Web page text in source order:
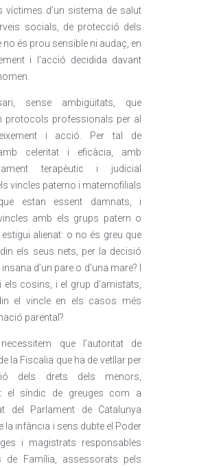
víctimes d’un sistema de salut
socials, de protecció dels
no és prou sensible ni audaç, en
i l’acció decidida davant
sense ambigüitats, que
protocols professionals per al
i acció. Per tal de
celeritat i eficàcia, amb
terapèutic i judicial
vincles paterno i maternofilials
estan essent damnats, i
amb els grups patern o
alienat: o no és greu que
els seus nets, per la decisió
d’un pare o d’una mare? I
els cosins, i el grup d’amistats,
el vincle en els casos més
parental?
que l’autoritat de
la Fiscalia que ha de vetllar per
dels drets dels menors,
el síndic de greuges com a
del Parlament de Catalunya
la infància i sens dubte el Poder
i magistrats responsables
de Família, assessorats pels